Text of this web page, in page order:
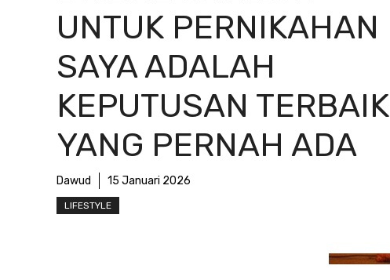
UNTUK PERNIKAHAN
SAYA ADALAH
KEPUTUSAN TERBAIK
YANG PERNAH ADA
Dawud 15 Januari 2026
LIFESTYLE